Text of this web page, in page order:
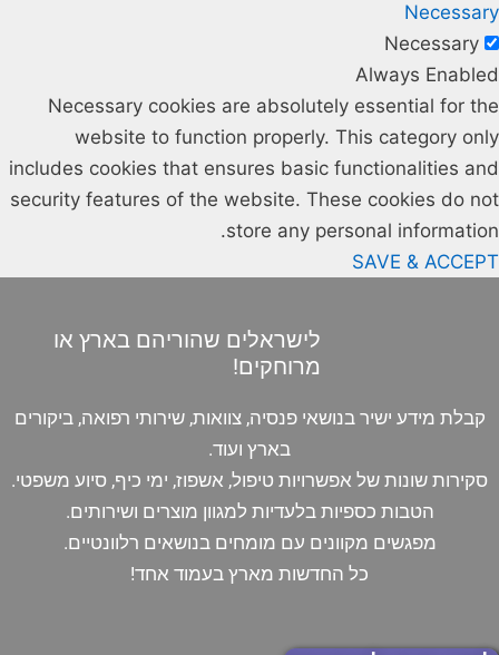
Necessary
Necessary
Always Enabled
Necessary cookies are absolutely essential for the
website to function properly. This category only
includes cookies that ensures basic functionalities and
security features of the website. These cookies do not
store any personal information.
SAVE & ACCEPT
לישראלים שהוריהם בארץ או
מרוחקים!
קבלת מידע ישיר בנושאי פנסיה, צוואות, שירותי רפואה, ביקורים
בארץ ועוד.
סקירות שונות של אפשרויות טיפול, אשפוז, ימי כיף, סיוע משפטי.
הטבות כספיות בלעדיות למגוון מוצרים ושירותים.
מפגשים מקוונים עם מומחים בנושאים רלוונטיים.
כל החדשות מארץ בעמוד אחד!